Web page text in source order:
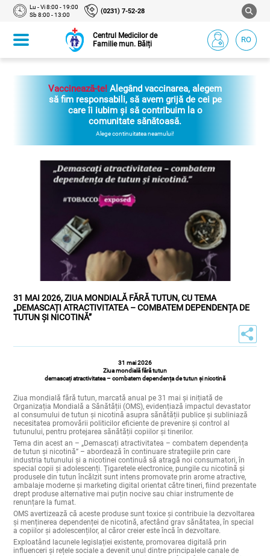
Lu - Vi 8:00 - 19:00
Sb 8:00 - 13:00
(0231) 7-52-28
Centrul Medicilor de
Familie mun. Bălți
RO
Vaccinează-te!Vaccinarea- un gest simplu
ce te protejează și aduce siguranță tuturor.
Te așteptăm în cabinetele de imunizări, în
oricare Centru de sănătate al IMSP„CMF
mun. Bălți” .
.
31 MAI 2026, ZIUA MONDIALĂ FĂRĂ TUTUN, CU TEMA
„DEMASCAȚI ATRACTIVITATEA – COMBATEM DEPENDENȚA DE
31 mai 2026
Ziua mondială fără tutun
Ziua mondială fără tutun, marcată anual pe 31 mai și inițiată de
Organizația Mondială a Sănătății (OMS), evidențiază impactul devastator
al consumului de tutun și nicotină asupra sănătății publice și subliniază
necesitatea promovării politicilor eficiente de prevenire și control al
tutunului, pentru protejarea sănătății copiilor și tinerilor.
Tema din acest an – „Demascați atractivitatea – combatem dependența
de tutun și nicotină” – abordează în continuare strategiile prin care
industria tutunului și a nicotinei continuă să atragă noi consumatori, în
special copii și adolescenți. Țigaretele electronice, pungile cu nicotină și
produsele din tutun încălzit sunt intens promovate prin arome atractive,
ambalaje moderne și marketing digital orientat către tineri, fiind prezentate
drept produse alternative mai puțin nocive sau chiar instrumente de
renunțare la fumat.
OMS avertizează că aceste produse sunt toxice și contribuie la dezvoltarea
și menținerea dependenței de nicotină, afectând grav sănătatea, în special
a copiilor și adolescenților, al căror creier este încă în dezvoltare.
Exploatând lacunele legislației existente, promovarea digitală prin